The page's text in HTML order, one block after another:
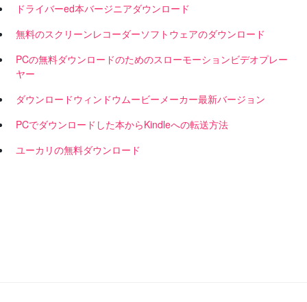
ドライバーed本バージニアダウンロード
無料のスクリーンレコーダーソフトウェアのダウンロード
PCの無料ダウンロードのためのスローモーションビデオプレー
ヤー
ダウンロードウィンドウムービーメーカー最新バージョン
PCでダウンロードした本からKindleへの転送方法
ユーカリの無料ダウンロード